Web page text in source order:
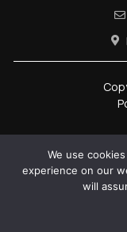
We use
experience on our
will